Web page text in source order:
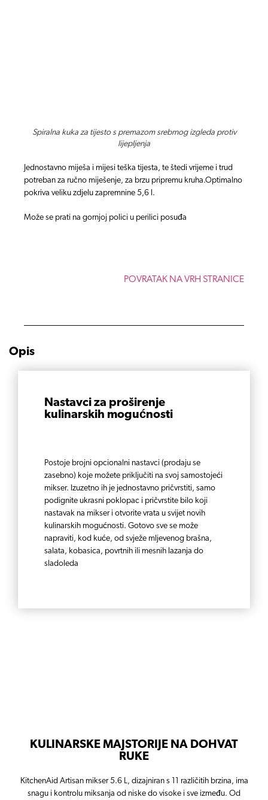
Spiralna kuka za tijesto s premazom srebrnog izgleda protiv
lijepljenja
Jednostavno miješa i mijesi teška tijesta, te štedi vrijeme i trud
potreban za ručno miješenje, za brzu pripremu kruha.Optimalno
pokriva veliku zdjelu zapremnine 5,6 l.
Može se prati na gornjoj polici u perilici posuđa
POVRATAK NA VRH STRANICE
Opis
Nastavci za proširenje
kulinarskih mogućnosti
Postoje brojni opcionalni nastavci (prodaju se
zasebno) koje možete priključiti na svoj samostojeći
mikser. Izuzetno ih je jednostavno pričvrstiti, samo
podignite ukrasni poklopac i pričvrstite bilo koji
nastavak na mikser i otvorite vrata u svijet novih
kulinarskih mogućnosti. Gotovo sve se može
napraviti, kod kuće, od svježe mljevenog brašna,
salata, kobasica, povrtnih ili mesnih lazanja do
sladoleda
KULINARSKE MAJSTORIJE NA DOHVAT
RUKE
KitchenAid Artisan mikser 5.6 L, dizajniran s 11 različitih brzina, ima
snagu i kontrolu miksanja od niske do visoke i sve između. Od